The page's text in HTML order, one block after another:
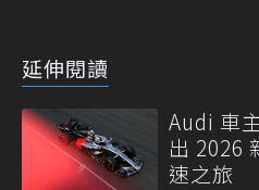
延伸閱讀
Audi 車
出 2026
速之旅